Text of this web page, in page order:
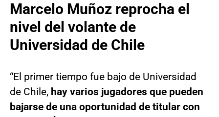
Marcelo Muñoz reprocha el
nivel del volante de
Universidad de Chile
“El primer tiempo fue bajo de Universidad
de Chile, hay varios jugadores que pueden
bajarse de una oportunidad de titular con